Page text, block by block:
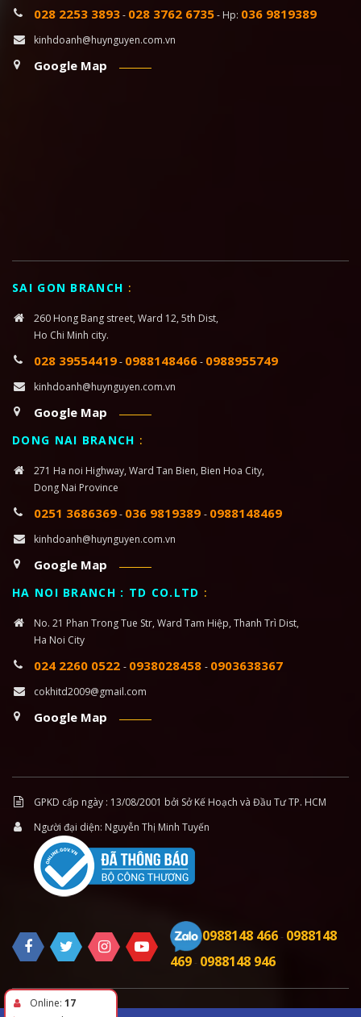
028 2253 3893- 028 3762 6735- Hp: 036 9819389
kinhdoanh@huynguyen.com.vn
Google Map
SAI GON BRANCH :
260 Hong Bang street, Ward 12, 5th Dist,
Ho Chi Minh city.
028 39554419- 0988148466- 0988955749
kinhdoanh@huynguyen.com.vn
Google Map
DONG NAI BRANCH :
271 Ha noi Highway, Ward Tan Bien, Bien Hoa City,
Dong Nai Province
0251 3686369- 036 9819389 - 0988148469
kinhdoanh@huynguyen.com.vn
Google Map
HA NOI BRANCH : TD CO.LTD :
No. 21 Phan Trong Tue Str, Ward Tam Hiệp, Thanh Trì Dist,
Ha Noi City
024 2260 0522 - 0938028458 - 0903638367
cokhitd2009@gmail.com
Google Map
GPKD cấp ngày : 13/08/2001 bởi Sở Kế Hoạch và Đầu Tư TP. HCM
Người đại diện: Nguyễn Thị Minh Tuyến
0988148 466 - 0988148
469 - 0988148 946
Online: 17